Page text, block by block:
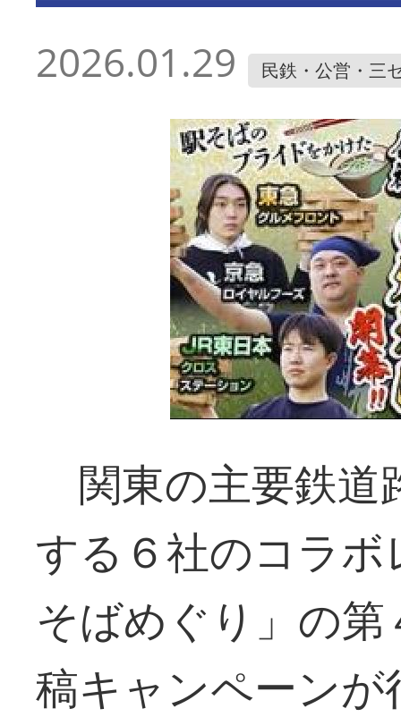
2026.01.29 民鉄・公営・三
関東の主要鉄道
する６社のコラ
そばめぐり」の
稿キャンペーン